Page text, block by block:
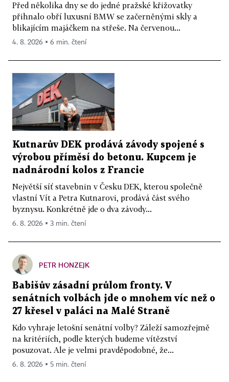
Před několika dny se do jedné pražské křižovatky
přihnalo obří luxusní BMW se začerněnými skly a
blikajícím majáčkem na střeše. Na červenou...
4. 8. 2026 ▪ 6 min. čtení
Kutnarův DEK prodává závody spojené s
výrobou příměsí do betonu. Kupcem je
nadnárodní kolos z Francie
Největší síť stavebnin v Česku DEK, kterou společně
vlastní Vít a Petra Kutnarovi, prodává část svého
byznysu. Konkrétně jde o dva závody...
6. 8. 2026 ▪ 3 min. čtení
PETR HONZEJK
Babišův zásadní průlom fronty. V
senátních volbách jde o mnohem víc než o
27 křesel v paláci na Malé Straně
Kdo vyhraje letošní senátní volby? Záleží samozřejmě
na kritériích, podle kterých budeme vítězství
posuzovat. Ale je velmi pravděpodobné, že...
6. 8. 2026 ▪ 5 min. čtení